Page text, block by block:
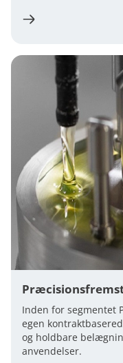
Inden for segmentet
egen
og holdbare
anvendelser.